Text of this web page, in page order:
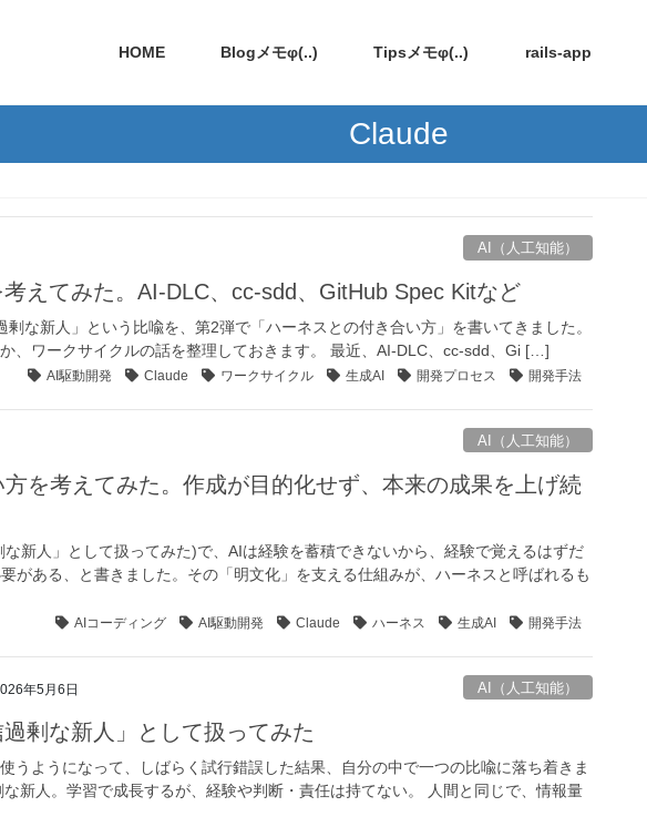
HOME Blogメモφ(..) Tipsメモφ(..) rails-app
Claude
AI（人工知能）
えてみた。AI-DLC、cc-sdd、GitHub Spec Kitなど
な新人」という比喩を、第2弾で「ハーネスとの付き合い方」を書いてきました。
、ワークサイクルの話を整理しておきます。 最近、AI-DLC、cc-sdd、Gi […]
AI駆動開発 Claude ワークサイクル 生成AI 開発プロセス 開発手法
AI（人工知能）
を考えてみた。作成が目的化せず、本来の成果を上げ続
新人」として扱ってみた)で、AIは経験を蓄積できないから、経験で覚えるはずだ
がある、と書きました。その「明文化」を支える仕組みが、ハーネスと呼ばれるも
AIコーディング AI駆動開発 Claude ハーネス 生成AI 開発手法
年5月6日 AI（人工知能）
剰な新人」として扱ってみた
うようになって、しばらく試行錯誤した結果、自分の中で一つの比喩に落ち着きま
新人。学習で成長するが、経験や判断・責任は持てない。 人間と同じで、情報量